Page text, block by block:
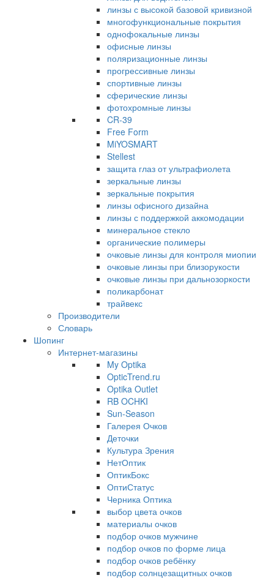
линзы с высокой базовой кривизной
многофункциональные покрытия
однофокальные линзы
офисные линзы
поляризационные линзы
прогрессивные линзы
спортивные линзы
сферические линзы
фотохромные линзы
CR-39
Free Form
MiYOSMART
Stellest
защита глаз от ультрафиолета
зеркальные линзы
зеркальные покрытия
линзы офисного дизайна
линзы с поддержкой аккомодации
минеральное стекло
органические полимеры
очковые линзы для контроля миопии
очковые линзы при близорукости
очковые линзы при дальнозоркости
поликарбонат
трайвекс
Производители
Словарь
Шопинг
Интернет-магазины
My Optika
OpticTrend.ru
Optika Outlet
RB OCHKI
Sun-Season
Галерея Очков
Деточки
Культура Зрения
НетОптик
ОптикБокс
ОптиСтатус
Черника Оптика
выбор цвета очков
материалы очков
подбор очков мужчине
подбор очков по форме лица
подбор очков ребёнку
подбор солнцезащитных очков